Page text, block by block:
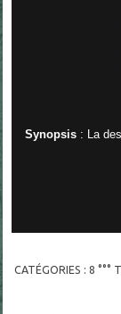
Synopsis: La
CATÉGORIES : 8 °°°